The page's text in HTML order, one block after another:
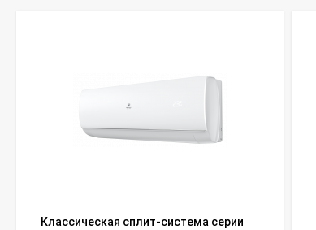
Классическая сплит-система серии